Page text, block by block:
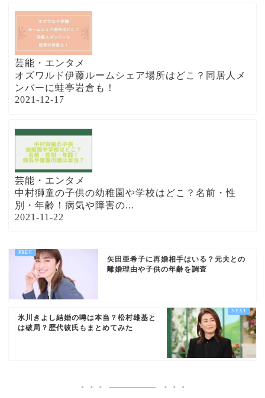
芸能・エンタメ
オズワルド伊藤ルームシェア場所はどこ？同居人メ
ンバーに蛙亭岩倉も！
2021-12-17
芸能・エンタメ
中村獅童の子供の幼稚園や学校はどこ？名前・性
別・年齢！病気や障害の...
2021-11-22
矢田亜希子に再婚相手はいる？元夫との
離婚理由や子供の年齢を調査
氷川きよし結婚の噂は本当？松村雄基と
は破局？歴代彼氏もまとめてみた